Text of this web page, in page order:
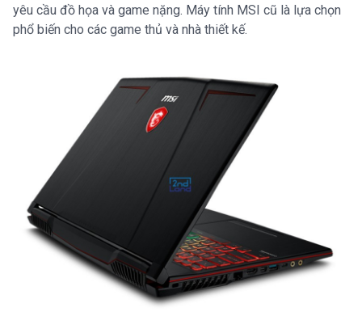
yêu cầu đồ họa và game nặng. Máy tính MSI cũ là lựa chọn
phổ biến cho các game thủ và nhà thiết kế.